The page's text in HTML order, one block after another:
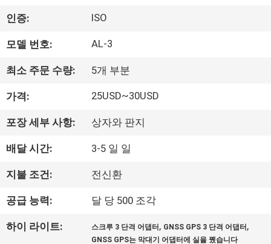
리
에
여
공
장
여
행
인증: ISO
모델 번호: AL-3
최소 주문 수량: 5개 부분
가격: 25USD~30USD
포장 세부 사항: 상자와 판지
배달 시간: 3-5 일 일
지불 조건: 전신환
공급 능력: 달 당 500 조각
하이 라이트: 스크루 3 단격 어댑터 , GNSS GPS 3 단격 어댑터 ,
GNSS GPS는 막대기 어댑터에 실을 뀄습니다